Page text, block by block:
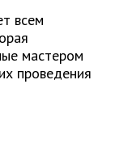
всем
мастером
проведения